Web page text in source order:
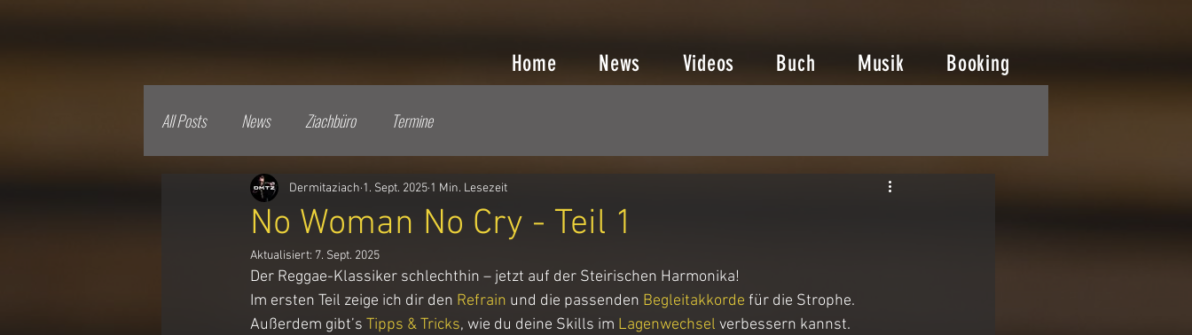
Home News Videos Buch Musik Booking
All Posts News Ziachbüro Termine
No Woman No Cry - Teil 1
Dermitaziach 1. Sept. 2025 1 Min. Lesezeit
Aktualisiert: 7. Sept. 2025
Der Reggae-Klassiker schlechthin – jetzt auf der Steirischen Harmonika!
Im ersten Teil zeige ich dir den Refrain und die passenden Begleitakkorde für die Strophe.
Außerdem gibt’s Tipps & Tricks, wie du deine Skills im Lagenwechsel verbessern kannst.